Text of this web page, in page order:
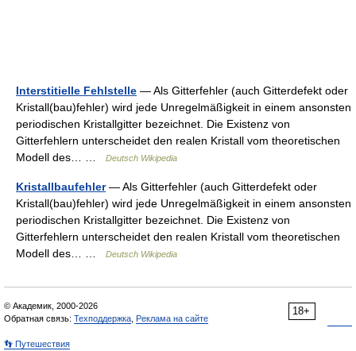
Interstitielle Fehlstelle — Als Gitterfehler (auch Gitterdefekt oder
Kristall(bau)fehler) wird jede Unregelmäßigkeit in einem ansonsten
periodischen Kristallgitter bezeichnet. Die Existenz von
Gitterfehlern unterscheidet den realen Kristall vom theoretischen
Modell des… …
Deutsch Wikipedia
Kristallbaufehler— Als Gitterfehler (auch Gitterdefekt oder
Kristall(bau)fehler) wird jede Unregelmäßigkeit in einem ansonsten
periodischen Kristallgitter bezeichnet. Die Existenz von
Gitterfehlern unterscheidet den realen Kristall vom theoretischen
Modell des… …
Deutsch Wikipedia
18+
© Академик, 2000-2026
Обратная связь: Техподдержка Реклама на сайте
👣 Путешествия